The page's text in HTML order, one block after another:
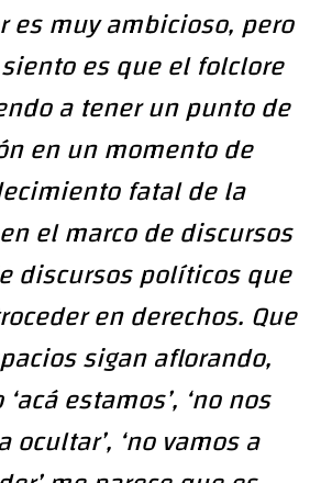
es muy ambicioso, pero
es que el folclore
a tener un punto de
en un momento de
fatal de la
el marco de discursos
discursos políticos que
en derechos. Que
sigan aflorando,
estamos’, ‘no nos
ocultar’, ‘no vamos a